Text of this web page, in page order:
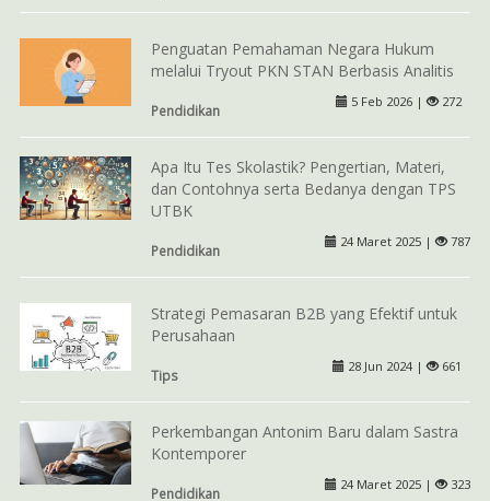
Penguatan Pemahaman Negara Hukum
melalui Tryout PKN STAN Berbasis Analitis
Pendidikan
5 Feb 2026 | 272
Apa Itu Tes Skolastik? Pengertian, Materi,
dan Contohnya serta Bedanya dengan TPS
UTBK
Pendidikan
24 Maret 2025 | 787
Strategi Pemasaran B2B yang Efektif untuk
Perusahaan
Tips
28 Jun 2024 | 661
Perkembangan Antonim Baru dalam Sastra
Kontemporer
Pendidikan
24 Maret 2025 | 323